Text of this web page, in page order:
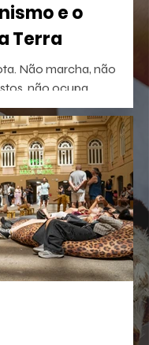
e o
Terra
não
não ocupa
por isso seja tão fácil